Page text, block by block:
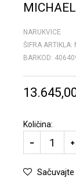
NARUKVICE
ŠIFRA ARTIKLA:
BARKOD:
Količina: